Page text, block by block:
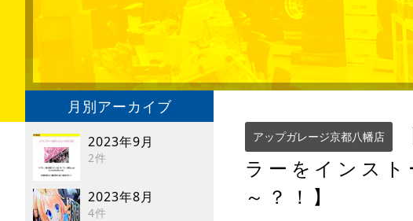
月別アーカイブ
2023年9月
2件
2023年8月
4件
アップガレージ京都八幡店
ラーをインス
～？！】